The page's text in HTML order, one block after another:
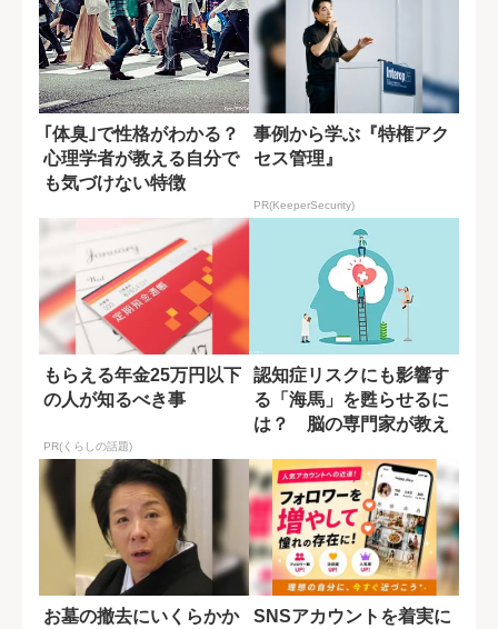
｢体臭｣で性格がわかる？
心理学者が教える自分で
も気づけない特徴
事例から学ぶ『特権アク
セス管理』
PR(KeeperSecurity)
もらえる年金25万円以下
の人が知るべき事
PR(くらしの話題)
認知症リスクにも影響す
る「海馬」を甦らせるに
は？ 脳の専門家が教え
お墓の撤去にいくらかか
SNSアカウントを着実に